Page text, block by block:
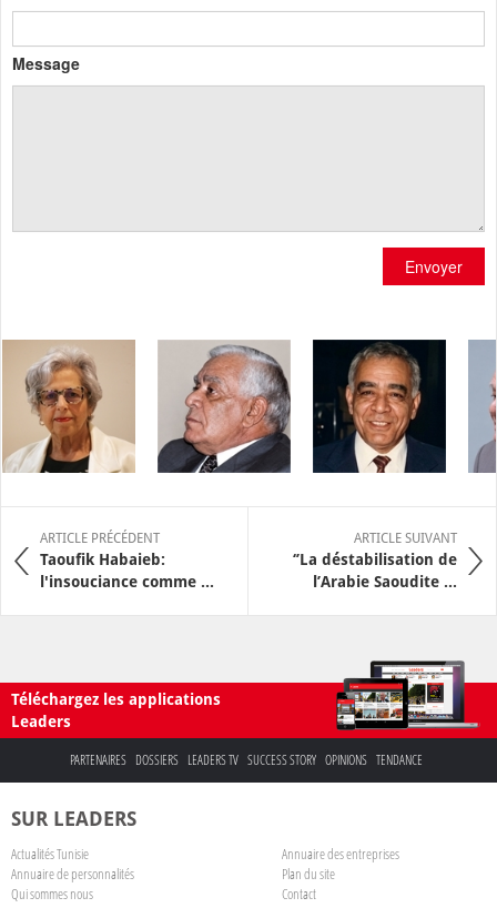
Message
Envoyer
ARTICLE PRÉCÉDENT
Taoufik Habaieb:
l'insouciance comme ...
ARTICLE SUIVANT
‘’La déstabilisation de
l’Arabie Saoudite ...
Téléchargez les applications
Leaders
PARTENAIRES DOSSIERS LEADERS TV SUCCESS STORY OPINIONS TENDANCE
SUR LEADERS
Actualités Tunisie
Annuaire des entreprises
Annuaire de personnalités
Plan du site
Qui sommes nous
Contact